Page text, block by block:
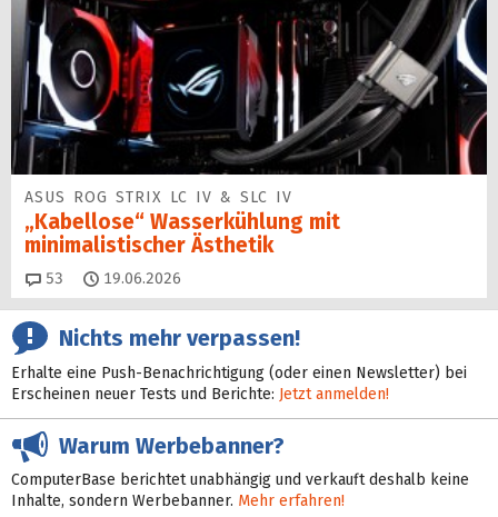
ASUS ROG STRIX LC IV & SLC IV
„Kabellose“ Wasserkühlung mit
minimalistischer Ästhetik
53 Kommentare
19.06.2026
Nichts mehr verpassen!
Erhalte eine Push-Benachrichtigung (oder einen Newsletter) bei
Erscheinen neuer Tests und Berichte: Jetzt anmelden!
Warum Werbebanner?
ComputerBase berichtet unabhängig und verkauft deshalb keine
Inhalte, sondern Werbebanner. Mehr erfahren!